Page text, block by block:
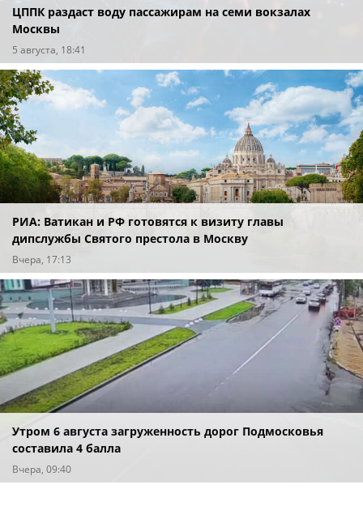
ЦППК раздаст воду пассажирам на семи вокзалах
Москвы
5 августа, 18:41
РИА: Ватикан и РФ готовятся к визиту главы
дипслужбы Святого престола в Москву
Вчера, 17:13
Утром 6 августа загруженность дорог Подмосковья
составила 4 балла
Вчера, 09:40